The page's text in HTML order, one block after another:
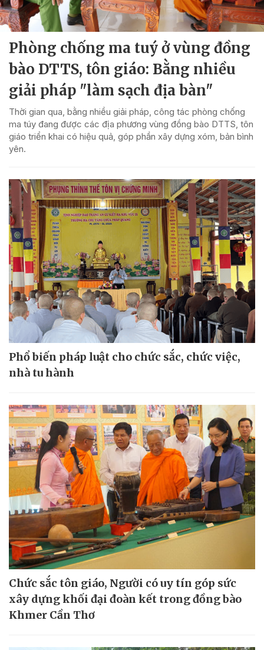
Phòng chống ma tuý ở vùng đồng
bào DTTS, tôn giáo: Bằng nhiều
giải pháp "làm sạch địa bàn"
Thời gian qua, bằng nhiều giải pháp, công tác phòng chống
ma túy đang được các địa phương vùng đồng bào DTTS, tôn
giáo triển khai có hiệu quả, góp phần xây dựng xóm, bản bình
yên.
Phổ biến pháp luật cho chức sắc, chức việc,
nhà tu hành
Chức sắc tôn giáo, Người có uy tín góp sức
xây dựng khối đại đoàn kết trong đồng bào
Khmer Cần Thơ